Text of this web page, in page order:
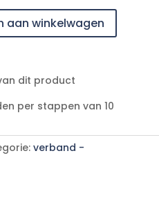
aan winkelwagen
dit product
per stappen van 10
verband -